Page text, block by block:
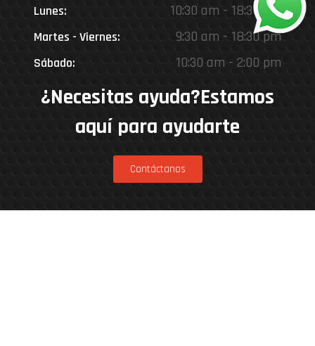
Lunes: 10:30 am - 18:30 pm
Martes - Viernes: 9:30 am - 18:30 pm
Sábado: 10:30 am - 2:00 pm
¿Necesitas ayuda?Estamos
aquí para ayudarte
Contáctanos